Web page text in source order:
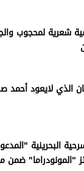
شعرية لمحجوب
الذي لايعود أحمد
البحرينية
"المونودراما"